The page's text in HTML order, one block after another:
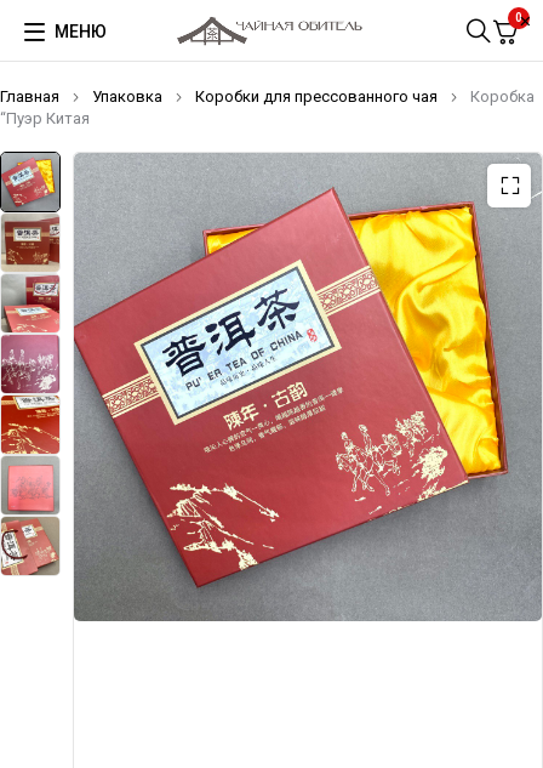
МЕНЮ
0
Главная Упаковка Коробки для прессованного чая
Коробка
“Пуэр Китая